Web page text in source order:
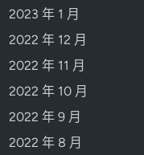
2023 年 1 月
2022 年 12 月
2022 年 11 月
2022 年 10 月
2022 年 9 月
2022 年 8 月